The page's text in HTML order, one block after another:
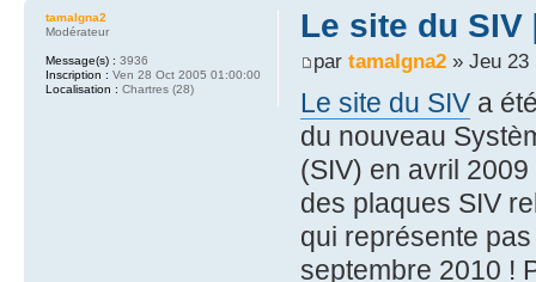
Le site du
par tamalgna2» Jeu 23
Le site du SIVa
du nouveau
(SIV) en avril
des plaques SIV
qui représente
septembre 2010 !
tamalgna2
Modérateur
Message(s) : 3936
Inscription : Ven 28 Oct 2005 01:00:00
Localisation : Chartres (28)